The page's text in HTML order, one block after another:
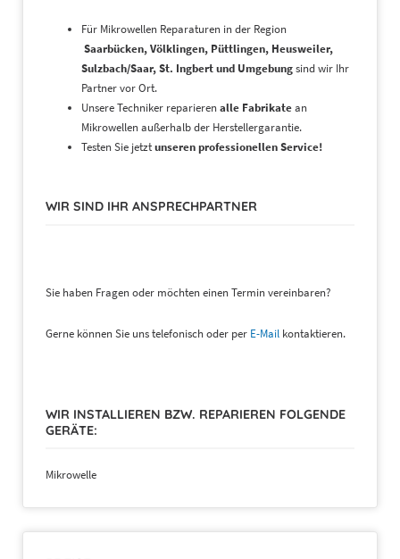
Für Mikrowellen Reparaturen in der Region
Saarbücken, Völklingen, Püttlingen, Heusweiler,
Sulzbach/Saar, St. Ingbert und Umgebungsind wir Ihr
Partner vor Ort.
Unsere Techniker reparierenalle Fabrikatean
Mikrowellen außerhalb der Herstellergarantie.
Testen Sie jetztunseren professionellen Service!
WIR SIND IHR ANSPRECHPARTNER
Sie haben Fragen oder möchten einen Termin vereinbaren?
Gerne können Sie uns telefonisch oder per E-Mail kontaktieren.
WIR INSTALLIEREN BZW. REPARIEREN FOLGENDE
GERÄTE:
Mikrowelle